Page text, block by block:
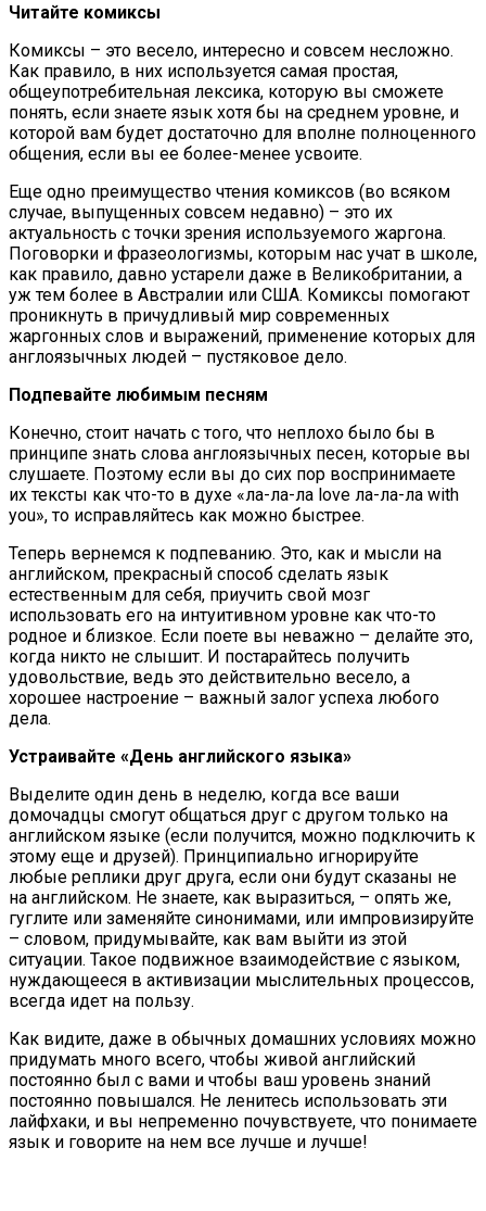
Читайте комиксы
Комиксы – это весело, интересно и совсем несложно.
Как правило, в них используется самая простая,
общеупотребительная лексика, которую вы сможете
понять, если знаете язык хотя бы на среднем уровне, и
которой вам будет достаточно для вполне полноценного
общения, если вы ее более-менее усвоите.
Еще одно преимущество чтения комиксов (во всяком
случае, выпущенных совсем недавно) – это их
актуальность с точки зрения используемого жаргона.
Поговорки и фразеологизмы, которым нас учат в школе,
как правило, давно устарели даже в Великобритании, а
уж тем более в Австралии или США. Комиксы помогают
проникнуть в причудливый мир современных
жаргонных слов и выражений, применение которых для
англоязычных людей – пустяковое дело.
Подпевайте любимым песням
Конечно, стоит начать с того, что неплохо было бы в
принципе знать слова англоязычных песен, которые вы
слушаете. Поэтому если вы до сих пор воспринимаете
их тексты как что-то в духе «ла-ла-ла love ла-ла-ла with
you», то исправляйтесь как можно быстрее.
Теперь вернемся к подпеванию. Это, как и мысли на
английском, прекрасный способ сделать язык
естественным для себя, приучить свой мозг
использовать его на интуитивном уровне как что-то
родное и близкое. Если поете вы неважно – делайте это,
когда никто не слышит. И постарайтесь получить
удовольствие, ведь это действительно весело, а
хорошее настроение – важный залог успеха любого
дела.
Устраивайте «День английского языка»
Выделите один день в неделю, когда все ваши
домочадцы смогут общаться друг с другом только на
английском языке (если получится, можно подключить к
этому еще и друзей). Принципиально игнорируйте
любые реплики друг друга, если они будут сказаны не
на английском. Не знаете, как выразиться, – опять же,
гуглите или заменяйте синонимами, или импровизируйте
– словом, придумывайте, как вам выйти из этой
ситуации. Такое подвижное взаимодействие с языком,
нуждающееся в активизации мыслительных процессов,
всегда идет на пользу.
Как видите, даже в обычных домашних условиях можно
придумать много всего, чтобы живой английский
постоянно был с вами и чтобы ваш уровень знаний
постоянно повышался. Не ленитесь использовать эти
лайфхаки, и вы непременно почувствуете, что понимаете
язык и говорите на нем все лучше и лучше!